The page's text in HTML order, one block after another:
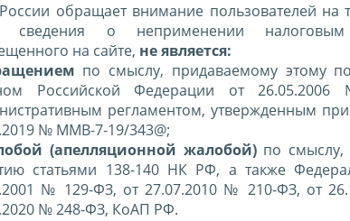
обращает внимание пользователей на
сведения о неприменении
на сайте, не является:
по смыслу, придаваемому этому
Российской Федерации от
регламентом, утвержденным
№ ММВ-7-19/343@;
(апелляционной жалобой)по смыслу,
статьями 138-140 НК РФ, а также
№ 129-ФЗ, от 27.07.2010 № 210-ФЗ, от
№ 248-ФЗ, КоАП РФ.